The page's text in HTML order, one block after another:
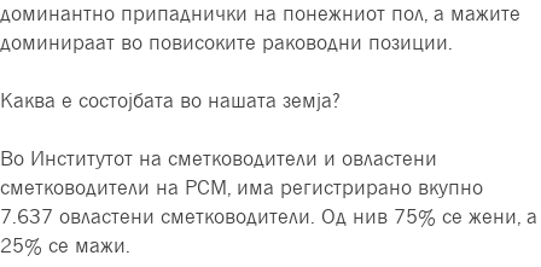
доминантно припаднички на понежниот пол, а мажите
доминираат во повисоките раководни позиции.
Каква е состојбата во нашата земја?
Во Институтот на сметководители и овластени
сметководители на РСМ, има регистрирано вкупно
7.637 овластени сметководители. Од нив 75% се жени, а
25% се мажи.